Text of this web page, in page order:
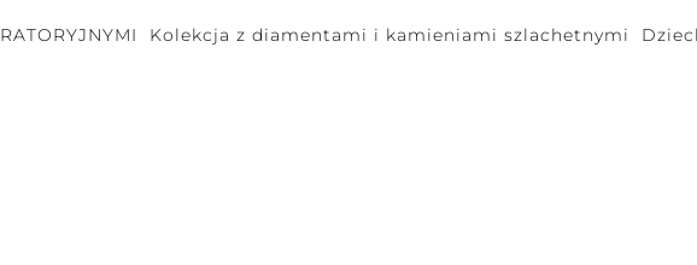
Kolekcja z diamentami i kamieniami szlachetnymi